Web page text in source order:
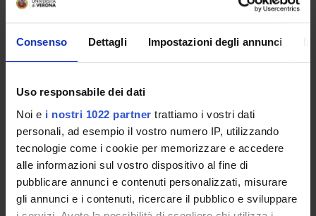
Consenso Dettagli Impostazioni degli annunci
Uso responsabile dei dati
Noi e i nostri 1022 partner trattiamo i vostri dati
personali, ad esempio il vostro numero IP, utilizzando
tecnologie come i cookie per memorizzare e accedere
alle informazioni sul vostro dispositivo al fine di
pubblicare annunci e contenuti personalizzati, misurare
gli annunci e i contenuti, ricercare il pubblico e sviluppare
Finanziamento:
assegnato e gestito dal Dipartimento
Federico Schena
Professore ordinario
Nicole Tabarini
SEZIONI